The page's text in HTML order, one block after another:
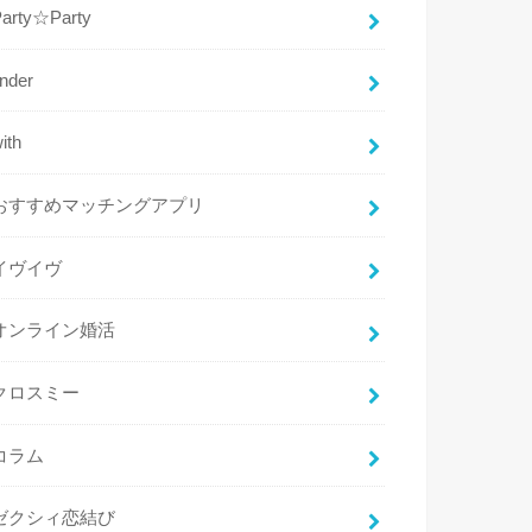
すすめマッチングアプリ
ヴイヴ
ンライン婚活
ロスミー
ラム
クシィ恋結び